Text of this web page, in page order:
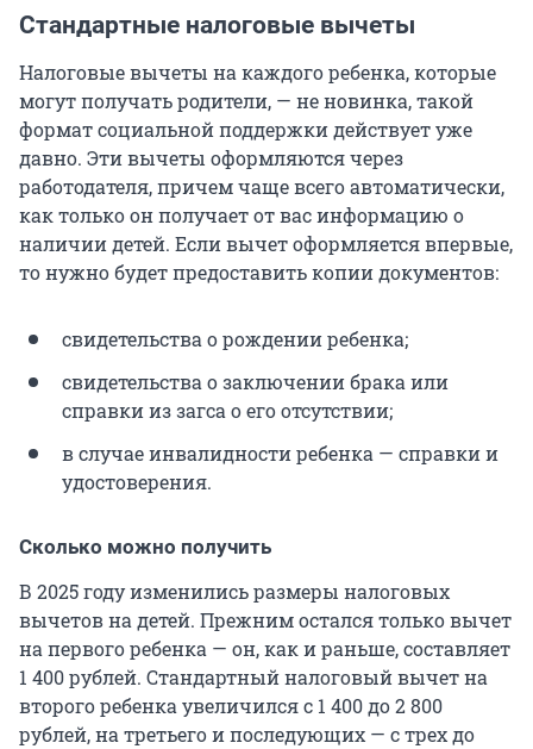
Стандартные налоговые вычеты
Налоговые вычеты на каждого ребенка, которые
могут получать родители, — не новинка, такой
формат социальной поддержки действует уже
давно. Эти вычеты оформляются через
работодателя, причем чаще всего автоматически,
как только он получает от вас информацию о
наличии детей. Если вычет оформляется впервые,
то нужно будет предоставить копии документов:
свидетельства о рождении ребенка;
свидетельства о заключении брака или
справки из загса о его отсутствии;
в случае инвалидности ребенка — справки и
удостоверения.
Сколько можно получить
В 2025 году изменились размеры налоговых
вычетов на детей. Прежним остался только вычет
на первого ребенка — он, как и раньше, составляет
1 400 рублей. Стандартный налоговый вычет на
второго ребенка увеличился с 1 400 до 2 800
рублей, на третьего и последующих — с трех до